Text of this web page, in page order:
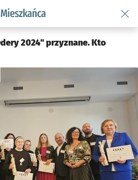
podserwis: Dla mieszkańca
2024" przyznane. Kto